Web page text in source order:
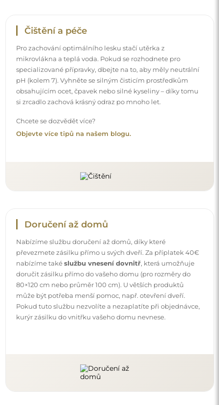
Nabízíme službu doručení až domů, díky které
převezmete zásilku přímo u svých dveří. Za příplatek 40€
nabízíme takéslužbu vnesení dovnitř, která umožňuje
doručit zásilku přímo do vašeho domu (pro rozměry do
80×120 cm nebo průměr 100 cm). U větších produktů
může být potřeba menší pomoc, např. otevření dveří.
Pokud tuto službu nezvolíte a nezaplatíte při objednávce,
Návody
bezstarostné, připravili jsme pro vás podrobné návody.
Najdete v nich všechny kroky nezbytné ke správné
montáži zrcadla, a také rady týkající se jeho péče, čištění a
údržby, abyste se mohli dlouho těšit z jeho bezvadného
Prohlédněte si návody k montáži a použití.